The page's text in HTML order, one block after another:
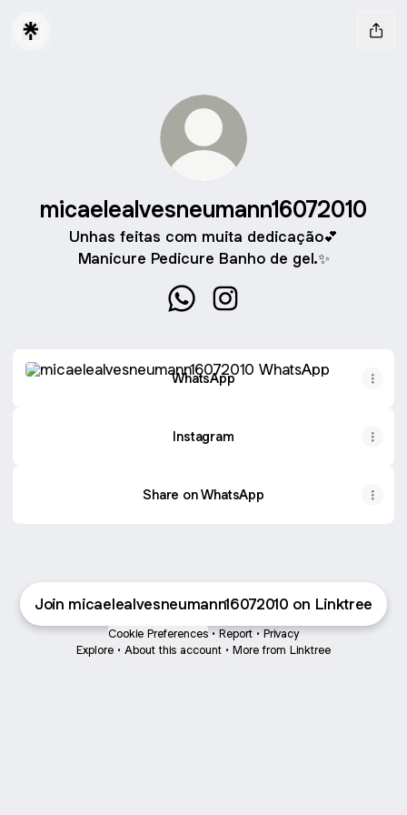
micaelealvesneumann16072010
Unhas feitas com muita dedicação💕
Manicure Pedicure Banho de gel.✨
WhatsApp
Instagram
Share on WhatsApp
Join micaelealvesneumann16072010 on Linktree
Cookie Preferences • Report • Privacy
Explore • About this account • More from Linktree